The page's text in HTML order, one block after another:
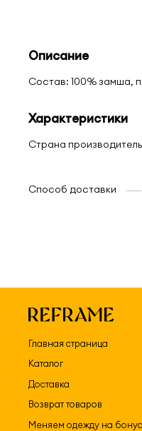
Описание
Состав: 100% замша,
Характеристики
Страна производитель
Способ доставки
Главная страница
Каталог
Доставка
Возврат товаров
Меняем одежду на